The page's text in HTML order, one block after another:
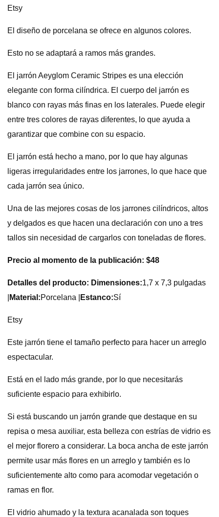
Etsy
El diseño de porcelana se ofrece en algunos colores.
Esto no se adaptará a ramos más grandes.
El jarrón Aeyglom Ceramic Stripes es una elección
elegante con forma cilíndrica. El cuerpo del jarrón es
blanco con rayas más finas en los laterales. Puede elegir
entre tres colores de rayas diferentes, lo que ayuda a
garantizar que combine con su espacio.
El jarrón está hecho a mano, por lo que hay algunas
ligeras irregularidades entre los jarrones, lo que hace que
cada jarrón sea único.
Una de las mejores cosas de los jarrones cilíndricos, altos
y delgados es que hacen una declaración con uno a tres
tallos sin necesidad de cargarlos con toneladas de flores.
Precio al momento de la publicación: $48
Detalles del producto: Dimensiones:1,7 x 7,3 pulgadas
Material:Porcelana | Estanco:Sí
Etsy
Este jarrón tiene el tamaño perfecto para hacer un arreglo
espectacular.
Está en el lado más grande, por lo que necesitarás
suficiente espacio para exhibirlo.
Si está buscando un jarrón grande que destaque en su
repisa o mesa auxiliar, esta belleza con estrías de vidrio es
el mejor florero a considerar. La boca ancha de este jarrón
permite usar más flores en un arreglo y también es lo
suficientemente alto como para acomodar vegetación o
ramas en flor.
El vidrio ahumado y la textura acanalada son toques